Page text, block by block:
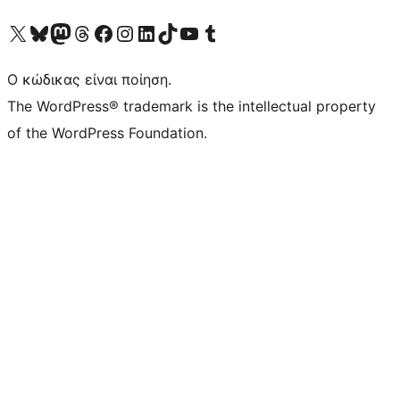
Visit our X (formerly Twitter) account
Visit our Bluesky account
Επισκεφθείτε τον λογαριασμό μας στο Mastodon
Visit our Threads account
Επισκεφτείτε τη σελίδα μας στο Facebook
Επισκεφθείτε τον λογαριασμό μας Instagram
Επισκεφθείτε τον λογαριασμό μας LinkedIn
Visit our TikTok account
Visit our YouTube channel
Visit our Tumblr account
Ο κώδικας είναι ποίηση.
The WordPress® trademark is the intellectual property
of the WordPress Foundation.